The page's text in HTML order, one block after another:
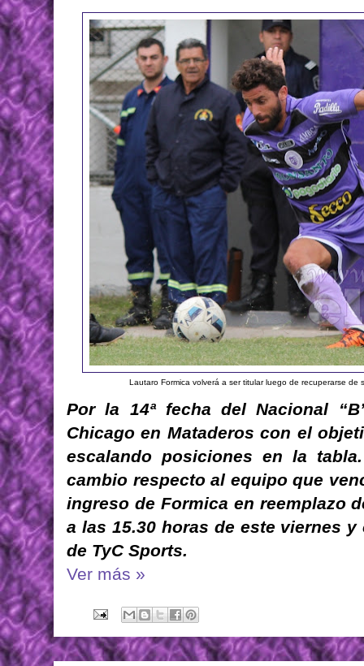
Lautaro Formica volverá a ser titular luego de recuperarse
Por la 14ª fecha del Nacional
Chicago en Mataderos con el
escalando posiciones en la
cambio respecto al equipo que
ingreso de Formica en reemplazo
a las 15.30 horas de este viernes
de TyC Sports.
Ver más »